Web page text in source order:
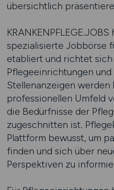
übersichtlich
spezialisierte Jobbörse
etabliert und richtet
Pflegeeinrichtungen
Stellenanzeigen werden
professionellen Umfeld
die Bedürfnisse der
zugeschnitten ist.
Plattform bewusst, um
finden und sich über
Perspektiven zu